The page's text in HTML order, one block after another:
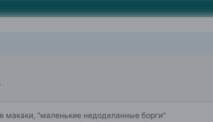
макаки, "маленькие недоделанные борги"